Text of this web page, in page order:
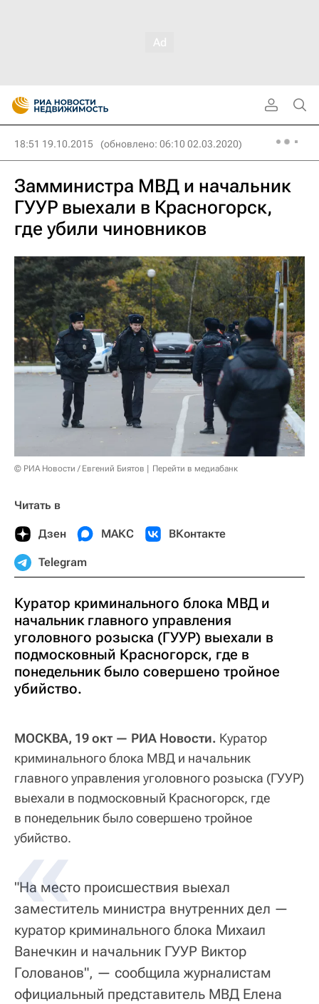
18:51 19.10.2015 (обновлено: 06:10 02.03.2020)
Замминистра МВД и начальник
ГУУР выехали в Красногорск,
где убили чиновников
© РИА Новости / Евгений Биятов Перейти в медиабанк
Читать в
Дзен МАКС ВКонтакте
Telegram
Куратор криминального блока МВД и
начальник главного управления
уголовного розыска (ГУУР) выехали в
подмосковный Красногорск, где в
понедельник было совершено тройное
убийство.
МОСКВА, 19 окт — РИА Новости. Куратор
криминального блока МВД и начальник
главного управления уголовного розыска (ГУУР)
выехали в подмосковный Красногорск, где
в понедельник было совершено тройное
убийство.
"На место происшествия выехал
заместитель министра внутренних дел —
куратор криминального блока Михаил
Ванечкин и начальник ГУУР Виктор
Голованов", — сообщила журналистам
официальный представитель МВД Елена